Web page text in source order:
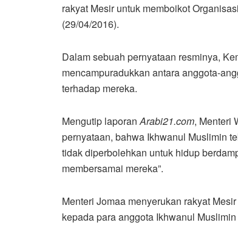
rakyat Mesir untuk memboikot
(29/04/2016).
Dalam sebuah pernyataan resminya,
mencampuradukkan antara anggota-
terhadap mereka.
Mengutip laporanArabi21.com, Menteri
pernyataan, bahwa Ikhwanul Muslimin
tidak diperbolehkan untuk hidup
membersamai mereka”.
Menteri Jomaa menyerukan rakyat
kepada para anggota Ikhwanul